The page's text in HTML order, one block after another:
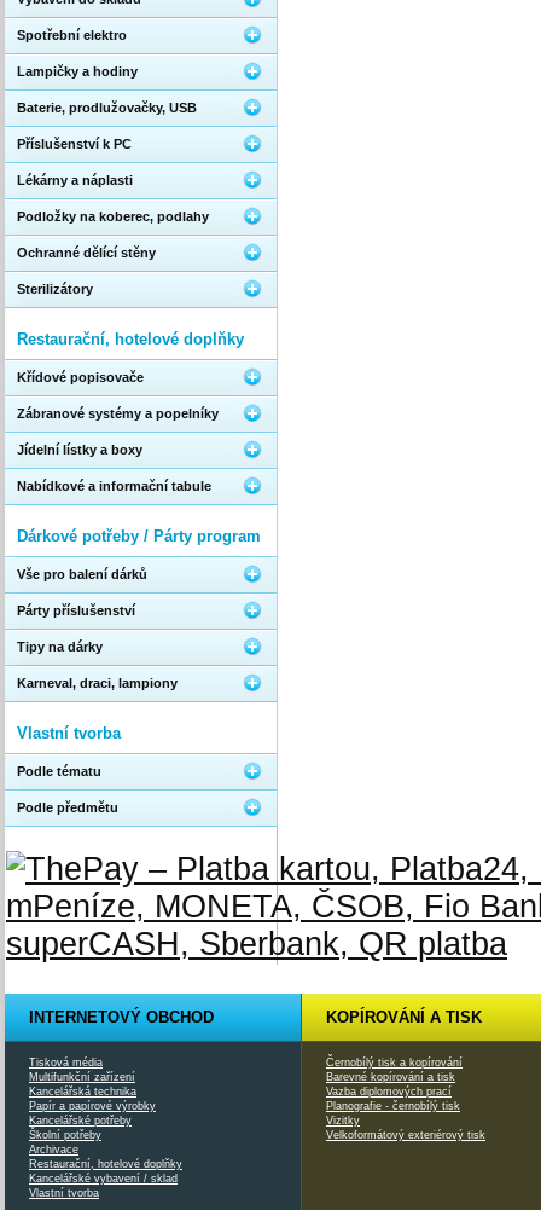
Spotřební elektro
Lampičky a hodiny
Baterie, prodlužovačky, USB
Příslušenství k PC
Lékárny a náplasti
Podložky na koberec, podlahy
Ochranné dělící stěny
Sterilizátory
Restaurační, hotelové doplňky
Křídové popisovače
Zábranové systémy a popelníky
Jídelní lístky a boxy
Nabídkové a informační tabule
Dárkové potřeby / Párty program
Vše pro balení dárků
Párty příslušenství
Tipy na dárky
Karneval, draci, lampiony
Vlastní tvorba
Podle tématu
Podle předmětu
INTERNETOVÝ OBCHOD
Tisková média
Multifunkční zařízení
Kancelářská technika
Papír a papírové výrobky
Kancelářské potřeby
Školní potřeby
Archivace
Restaurační, hotelové doplňky
Kancelářské vybavení / sklad
Vlastní tvorba
KOPÍROVÁNÍ A TISK
Černobílý tisk a kopírování
Barevné kopírování a tisk
Vazba diplomových prací
Planografie - černobílý tisk
Vizitky
Velkoformátový exteriérový tisk